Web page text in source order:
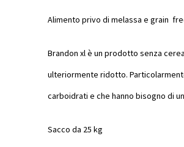
Alimento privo di melassa e grain
Brandon xl è un prodotto senza
ulteriormente ridotto.
carboidrati e che hanno bisogno di
Sacco da 25 kg